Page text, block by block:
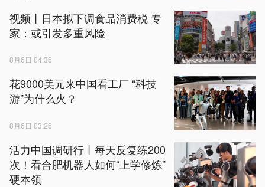
视频丨日本拟下调食品消费税 专
家：或引发多重风险
8月6日 04:36
花9000美元来中国看工厂 “科技
游”为什么火？
8月6日 03:26
活力中国调研行丨每天反复练200
次！看合肥机器人如何“上学修炼”
硬本领